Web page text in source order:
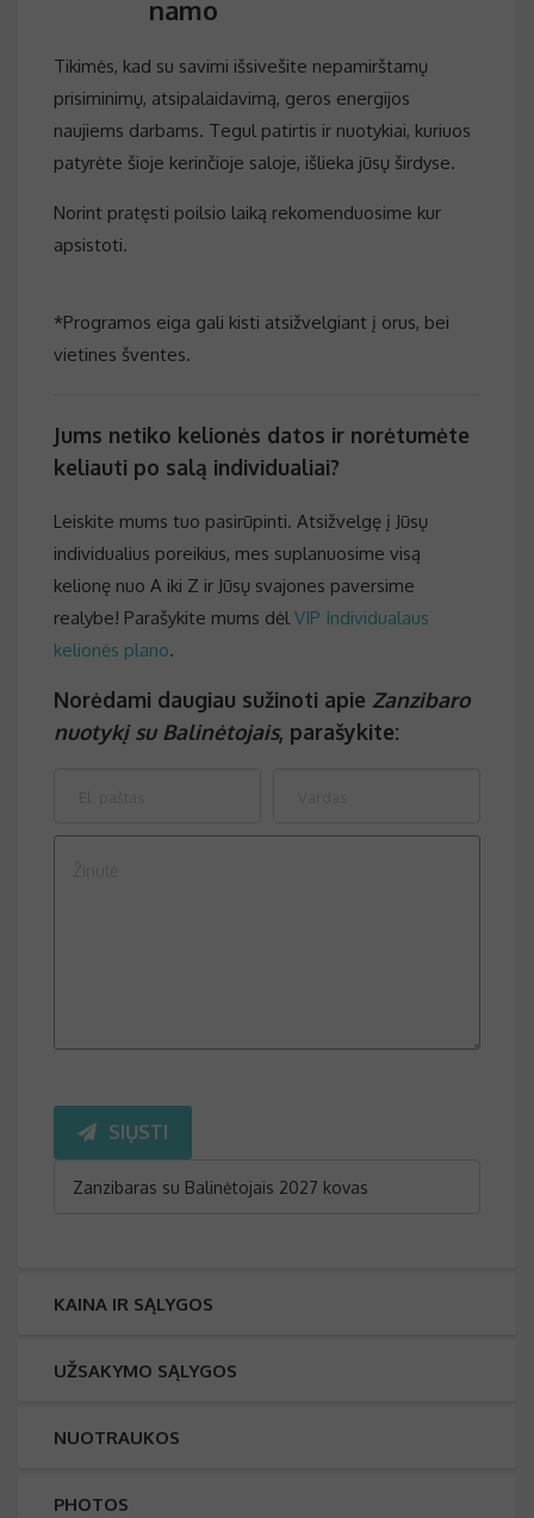
namo
Tikimės, kad su savimi išsivešite nepamirštamų
prisiminimų, atsipalaidavimą, geros energijos
naujiems darbams. Tegul patirtis ir nuotykiai, kuriuos
patyrėte šioje kerinčioje saloje, išlieka jūsų širdyse.
Norint pratęsti poilsio laiką rekomenduosime kur
apsistoti.
*Programos eiga gali kisti atsižvelgiant į orus, bei
vietines šventes.
Jums netiko kelionės datos ir norėtumėte
keliauti po salą individualiai?
Leiskite mums tuo pasirūpinti. Atsižvelgę į Jūsų
individualius poreikius, mes suplanuosime visą
kelionę nuo A iki Z ir Jūsų svajones paversime
realybe! Parašykite mums dėl VIP Individualaus
kelionės plano.
Norėdami daugiau sužinoti apie Zanzibaro
nuotykį su Balinėtojais, parašykite:
leave
field
SIŲSTI
KAINA IR SĄLYGOS
UŽSAKYMO SĄLYGOS
NUOTRAUKOS
PHOTOS